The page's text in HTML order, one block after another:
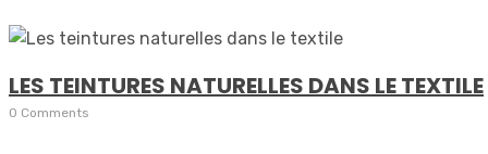
LES TEINTURES NATURELLES DANS LE TEXTILE
0 Comments